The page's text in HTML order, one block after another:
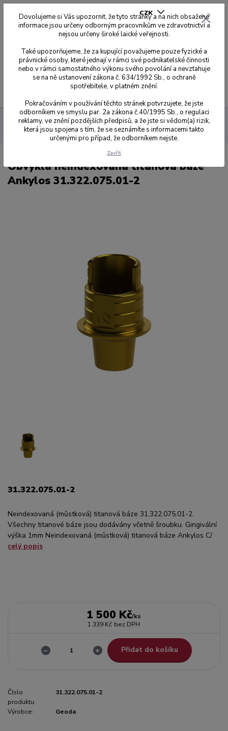
CZK
0,00 Kč
Dynamic Abutment Solution
Přehled kompatibilit dle kódů
075
Obvyklá neindexovaná titanová báze Ankylos 31.322.075.01-2
Obvyklá neindexovaná titanová báze
Ankylos 31.322.075.01-2
31.322.075.01-2
Neindexovaná (můstková) titanová báze 31.322.075.01-2.
Všechny titanové báze jsou dodávány včetně šroubku. Gingivální
výška 1mm Neindexovaná (můstková) titanová báze Ankylos C/
celý popis
1 500 Kč/ks
1 339 Kč bez DPH
Přidat do košíku
Číslo
produktu:
31.322.075.01-2
Výrobce: Geoda
Dovolujeme si Vás upozornit, že tyto stránky a na nich obsažené
informace jsou určeny odborným pracovníkům ve zdravotnictví a
nejsou určeny široké laické veřejnosti.
Také upozorňujeme, že za kupující považujeme pouze fyzické a
právnické osoby, které jednají v rámci své podnikatelské činnosti
nebo v rámci samostatného výkonu svého povolání a nevztahuje
se na ně ustanovení zákona č. 634/1992 Sb., o ochraně
spotřebitele, v platném znění.
Pokračováním v používání těchto stránek potvrzujete, že jste
odborníkem ve smyslu par. 2a zákona č.40/1995 Sb., o regulaci
reklamy, ve znění pozdějších předpisů, a že jste si vědom(a) rizik,
která jsou spojena s tím, že se seznámíte s informacemi takto
určenými pro případ, že odborníkem nejste.
Zavřít